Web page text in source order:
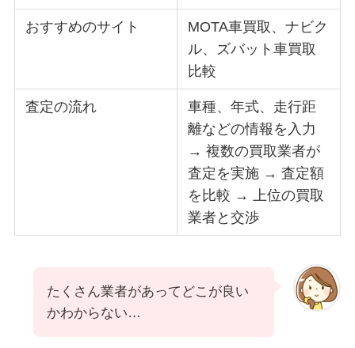
おすすめのサイト
MOTA車買取、ナビク
ル、ズバット車買取
比較
査定の流れ
車種、年式、走行距
離などの情報を入力
→ 複数の買取業者が
査定を実施 → 査定額
を比較 → 上位の買取
業者と交渉
たくさん業者があってどこが良い
かわからない…